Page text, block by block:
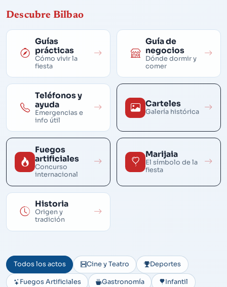
Descubre Bilbao
Guías
prácticas
Cómo vivir la
fiesta
Guía de
negocios
Dónde dormir y
comer
Teléfonos y
ayuda
Emergencias e
info útil
Carteles
Galería histórica
Fuegos
artificiales
Concurso
internacional
Marijaia
El símbolo de la
fiesta
Historia
Origen y
tradición
Todos los actos Cine y Teatro Deportes
Fuegos Artificiales Gastronomía Infantil